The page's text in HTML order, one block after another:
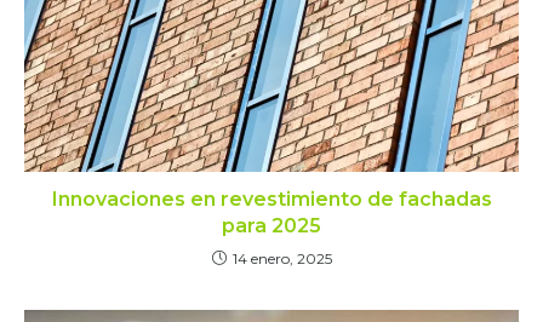
Innovaciones en revestimiento de fachadas
para 2025
14 enero, 2025